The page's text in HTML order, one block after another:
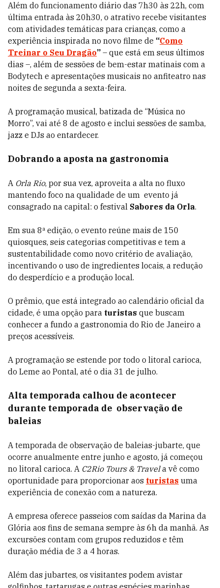
Além do funcionamento diário das 7h30 às 22h, com
última entrada às 20h30, o atrativo recebe visitantes
com atividades temáticas para crianças, como a
experiência inspirada no novo filme de “Como
Treinar o Seu Dragão” – que está em seus últimos
dias –, além de sessões de bem-estar matinais com a
Bodytech e apresentações musicais no anfiteatro nas
noites de segunda a sexta-feira.
A programação musical, batizada de “Música no
Morro”, vai até 8 de agosto e inclui sessões de samba,
jazz e DJs ao entardecer.
Dobrando a aposta na gastronomia
A Orla Rio, por sua vez, aproveita a alta no fluxo
mantendo foco na qualidade de um evento já
consagrado na capital: o festival Sabores da Orla.
Em sua 8ª edição, o evento reúne mais de 150
quiosques, seis categorias competitivas e tem a
sustentabilidade como novo critério de avaliação,
incentivando o uso de ingredientes locais, a redução
do desperdício e a produção local.
O prêmio, que está integrado ao calendário oficial da
cidade, é uma opção para turistas que buscam
conhecer a fundo a gastronomia do Rio de Janeiro a
preços acessíveis.
A programação se estende por todo o litoral carioca,
do Leme ao Pontal, até o dia 31 de julho.
Alta temporada calhou de acontecer
durante temporada de observação de
baleias
A temporada de observação de baleias-jubarte, que
ocorre anualmente entre junho e agosto, já começou
no litoral carioca. A C2Rio Tours & Travela vê como
oportunidade para proporcionar aos turistas uma
experiência de conexão com a natureza.
A empresa oferece passeios com saídas da Marina da
Glória aos fins de semana sempre às 6h da manhã. As
excursões contam com grupos reduzidos e têm
duração média de 3 a 4 horas.
Além das jubartes, os visitantes podem avistar